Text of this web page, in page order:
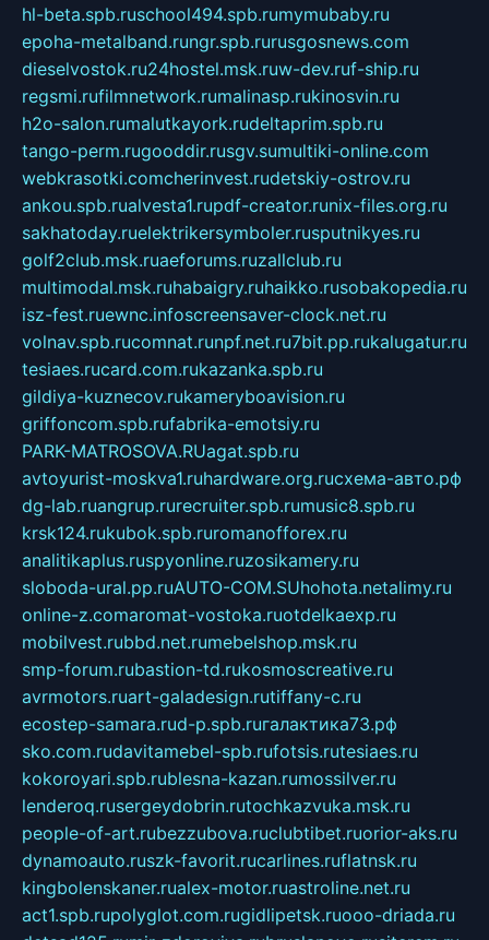
hl-beta.spb.ruschool494.spb.rumymubaby.ru
epoha-metalband.rungr.spb.rurusgosnews.com
dieselvostok.ru24hostel.msk.ruw-dev.ruf-ship.ru
regsmi.rufilmnetwork.rumalinasp.rukinosvin.ru
h2o-salon.rumalutkayork.rudeltaprim.spb.ru
tango-perm.rugooddir.rusgv.sumultiki-online.com
webkrasotki.comcherinvest.rudetskiy-ostrov.ru
ankou.spb.rualvesta1.rupdf-creator.runix-files.org.ru
sakhatoday.ruelektrikersymboler.rusputnikyes.ru
golf2club.msk.ruaeforums.ruzallclub.ru
multimodal.msk.ruhabaigry.ruhaikko.rusobakopedia.ru
isz-fest.ruewnc.infoscreensaver-clock.net.ru
volnav.spb.rucomnat.runpf.net.ru7bit.pp.rukalugatur.ru
tesiaes.rucard.com.rukazanka.spb.ru
gildiya-kuznecov.rukameryboavision.ru
griffoncom.spb.rufabrika-emotsiy.ru
PARK-MATROSOVA.RUagat.spb.ru
avtoyurist-moskva1.ruhardware.org.ruсхема-авто.рф
dg-lab.ruangrup.rurecruiter.spb.rumusic8.spb.ru
krsk124.rukubok.spb.ruromanofforex.ru
analitikaplus.ruspyonline.ruzosikamery.ru
sloboda-ural.pp.ruAUTO-COM.SUhohota.netalimy.ru
online-z.comaromat-vostoka.ruotdelkaexp.ru
mobilvest.rubbd.net.rumebelshop.msk.ru
smp-forum.rubastion-td.rukosmoscreative.ru
avrmotors.ruart-galadesign.rutiffany-c.ru
ecostep-samara.rud-p.spb.ruгалактика73.рф
sko.com.rudavitamebel-spb.rufotsis.rutesiaes.ru
kokoroyari.spb.rublesna-kazan.rumossilver.ru
lenderoq.rusergeydobrin.rutochkazvuka.msk.ru
people-of-art.rubezzubova.ruclubtibet.ruorior-aks.ru
dynamoauto.ruszk-favorit.rucarlines.ruflatnsk.ru
kingbolenskaner.rualex-motor.ruastroline.net.ru
act1.spb.rupolyglot.com.rugidlipetsk.ruooo-driada.ru